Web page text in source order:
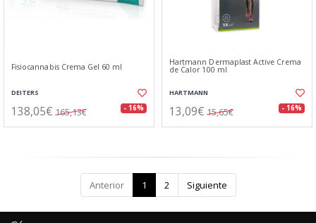
Fisiocannabis Crema Gel 60 ml
DEITERS
138,05€ 165,13€ - 16%
Hartmann Dermaplast Active Crema
de Calor 100 ml
HARTMANN
13,09€ 15,65€ - 16%
Anterior 1 2 Siguiente